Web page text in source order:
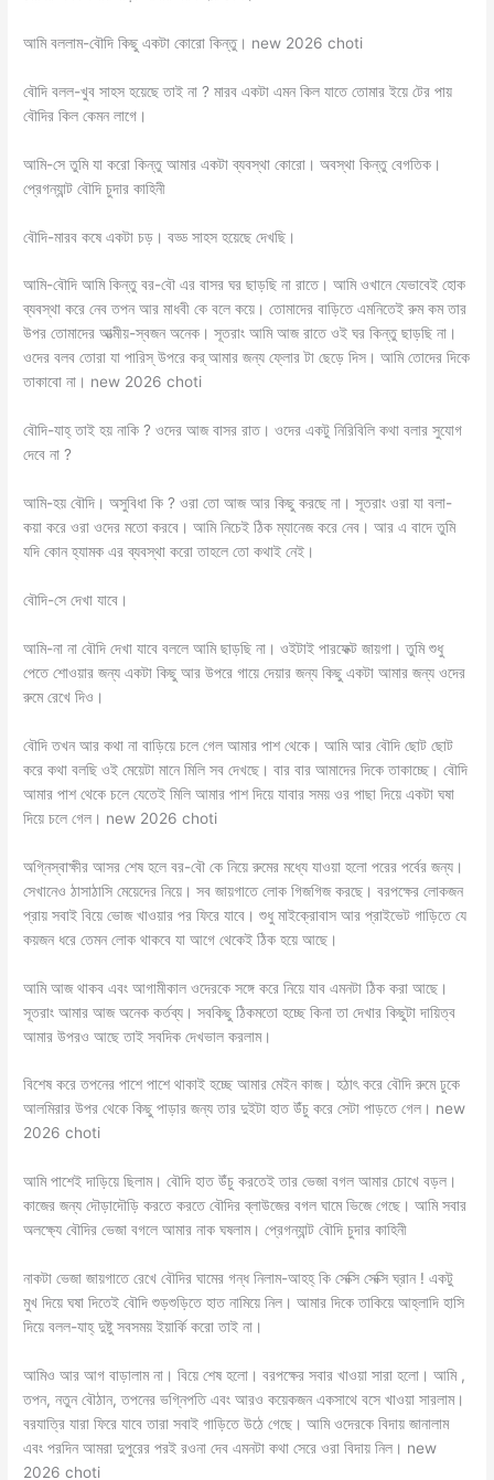
আমি বললাম-বৌদি কিছু একটা কোরো কিন্তু। new 2026 choti
বৌদি বলল-খুব সাহস হয়েছে তাই না ? মারব একটা এমন কিল যাতে তোমার ইয়ে টের পায়
বৌদির কিল কেমন লাগে।
আমি-সে তুমি যা করো কিন্তু আমার একটা ব্যবস্থা কোরো। অবস্থা কিন্তু বেগতিক।
প্রেগন্যান্ট বৌদি চুদার কাহিনী
বৌদি-মারব কষে একটা চড়। বড্ড সাহস হয়েছে দেখছি।
আমি-বৌদি আমি কিন্তু বর-বৌ এর বাসর ঘর ছাড়ছি না রাতে। আমি ওখানে যেভাবেই হোক
ব্যবস্থা করে নেব তপন আর মাধবী কে বলে কয়ে। তোমাদের বাড়িতে এমনিতেই রুম কম তার
উপর তোমাদের আত্মীয়-স্বজন অনেক। সূতরাং আমি আজ রাতে ওই ঘর কিন্তু ছাড়ছি না।
ওদের বলব তোরা যা পারিস্ উপরে কর্ আমার জন্য ফ্লোর টা ছেড়ে দিস। আমি তোদের দিকে
তাকাবো না। new 2026 choti
বৌদি-যাহ্ তাই হয় নাকি ? ওদের আজ বাসর রাত। ওদের একটু নিরিবিলি কথা বলার সুযোগ
দেবে না ?
আমি-হয় বৌদি। অসুবিধা কি ? ওরা তো আজ আর কিছু করছে না। সূতরাং ওরা যা বলা-
কয়া করে ওরা ওদের মতো করবে। আমি নিচেই ঠিক ম্যানেজ করে নেব। আর এ বাদে তুমি
যদি কোন হ্যামক এর ব্যবস্থা করো তাহলে তো কথাই নেই।
বৌদি-সে দেখা যাবে।
আমি-না না বৌদি দেখা যাবে বললে আমি ছাড়ছি না। ওইটাই পারফেক্ট জায়গা। তুমি শুধু
পেতে শোওয়ার জন্য একটা কিছু আর উপরে গায়ে দেয়ার জন্য কিছু একটা আমার জন্য ওদের
রুমে রেখে দিও।
বৌদি তখন আর কথা না বাড়িয়ে চলে গেল আমার পাশ থেকে। আমি আর বৌদি ছোট ছোট
করে কথা বলছি ওই মেয়েটা মানে মিলি সব দেখছে। বার বার আমাদের দিকে তাকাচ্ছে। বৌদি
আমার পাশ থেকে চলে যেতেই মিলি আমার পাশ দিয়ে যাবার সময় ওর পাছা দিয়ে একটা ঘষা
দিয়ে চলে গেল। new 2026 choti
অগ্নিস্বাক্ষীর আসর শেষ হলে বর-বৌ কে নিয়ে রুমের মধ্যে যাওয়া হলো পরের পর্বের জন্য।
সেখানেও ঠাসাঠাসি মেয়েদের নিয়ে। সব জায়গাতে লোক গিজগিজ করছে। বরপক্ষের লোকজন
প্রায় সবাই বিয়ে ভোজ খাওয়ার পর ফিরে যাবে। শুধু মাইক্রোবাস আর প্রাইভেট গাড়িতে যে
কয়জন ধরে তেমন লোক থাকবে যা আগে থেকেই ঠিক হয়ে আছে।
আমি আজ থাকব এবং আগামীকাল ওদেরকে সঙ্গে করে নিয়ে যাব এমনটা ঠিক করা আছে।
সূতরাং আমার আজ অনেক কর্তব্য। সবকিছু ঠিকমতো হচ্ছে কিনা তা দেখার কিছুটা দায়িত্ব
আমার উপরও আছে তাই সবদিক দেখভাল করলাম।
বিশেষ করে তপনের পাশে পাশে থাকাই হচ্ছে আমার মেইন কাজ। হঠাৎ করে বৌদি রুমে ঢুকে
আলমিরার উপর থেকে কিছু পাড়ার জন্য তার দুইটা হাত উঁচু করে সেটা পাড়তে গেল। new
2026 choti
আমি পাশেই দাড়িয়ে ছিলাম। বৌদি হাত উঁচু করতেই তার ভেজা বগল আমার চোখে বড়ল।
কাজের জন্য দৌড়াদৌড়ি করতে করতে বৌদির ব্লাউজের বগল ঘামে ভিজে গেছে। আমি সবার
অলক্ষ্যে বৌদির ভেজা বগলে আমার নাক ঘষলাম। প্রেগন্যান্ট বৌদি চুদার কাহিনী
নাকটা ভেজা জায়গাতে রেখে বৌদির ঘামের গন্ধ নিলাম-আহহ্ কি সেক্সি সেক্সি ঘ্রান ! একটু
মুখ দিয়ে ঘষা দিতেই বৌদি শুড়শুড়িতে হাত নামিয়ে নিল। আমার দিকে তাকিয়ে আহ্লাদি হাসি
দিয়ে বলল-যাহ্ দুষ্টু সবসময় ইয়ার্কি করো তাই না।
আমিও আর আগ বাড়ালাম না। বিয়ে শেষ হলো। বরপক্ষের সবার খাওয়া সারা হলো। আমি ,
তপন, নতুন বৌঠান, তপনের ভগ্নিপতি এবং আরও কয়েকজন একসাথে বসে খাওয়া সারলাম।
বরযাত্রি যারা ফিরে যাবে তারা সবাই গাড়িতে উঠে গেছে। আমি ওদেরকে বিদায় জানালাম
এবং পরদিন আমরা দুপুরের পরই রওনা দেব এমনটা কথা সেরে ওরা বিদায় নিল। new
2026 choti